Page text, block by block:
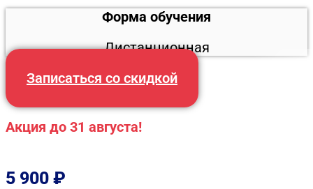
Форма обучения
Дистанционная
Записаться со скидкой
Акция до 31 августа!
5 900 ₽